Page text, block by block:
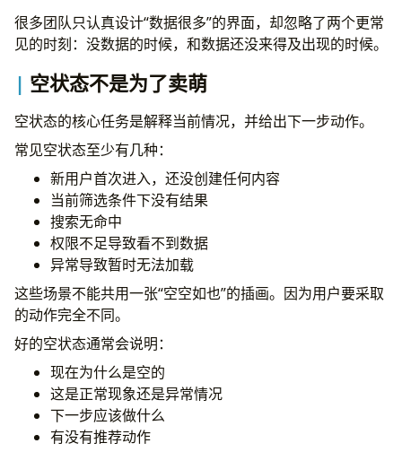
很多团队只认真设计“数据很多”的界面，却忽略了两个更常
见的时刻：没数据的时候，和数据还没来得及出现的时候。
空状态不是为了卖萌
空状态的核心任务是解释当前情况，并给出下一步动作。
常见空状态至少有几种：
新用户首次进入，还没创建任何内容
当前筛选条件下没有结果
搜索无命中
权限不足导致看不到数据
异常导致暂时无法加载
这些场景不能共用一张“空空如也”的插画。因为用户要采取
的动作完全不同。
好的空状态通常会说明：
现在为什么是空的
这是正常现象还是异常情况
下一步应该做什么
有没有推荐动作